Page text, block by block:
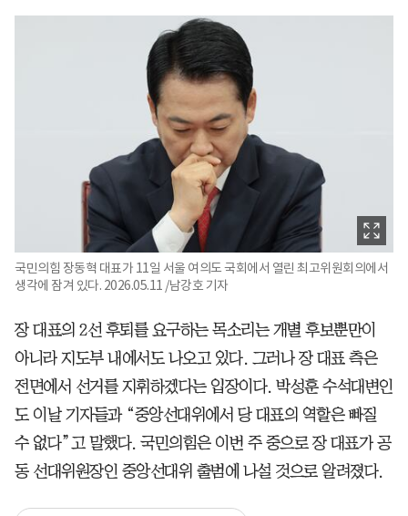
국민의힘 장동혁 대표가 11일 서울 여의도 국회에서 열린 최고위원회의에서
생각에 잠겨 있다. 2026.05.11 /남강호 기자
장 대표의 2선 후퇴를 요구하는 목소리는 개별 후보뿐만이
아니라 지도부 내에서도 나오고 있다. 그러나 장 대표 측은
전면에서 선거를 지휘하겠다는 입장이다. 박성훈 수석대변인
도 이날 기자들과 “중앙선대위에서 당 대표의 역할은 빠질
수 없다”고 말했다. 국민의힘은 이번 주 중으로 장 대표가 공
동 선대위원장인 중앙선대위 출범에 나설 것으로 알려졌다.